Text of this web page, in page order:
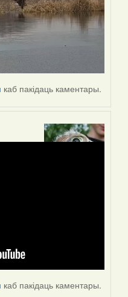
каб пакідаць каментары.
каб пакідаць каментары.